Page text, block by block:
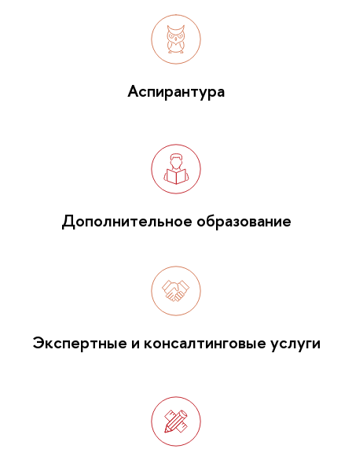
Аспирантура
Дополнительное образование
Экспертные и консалтинговые услуги